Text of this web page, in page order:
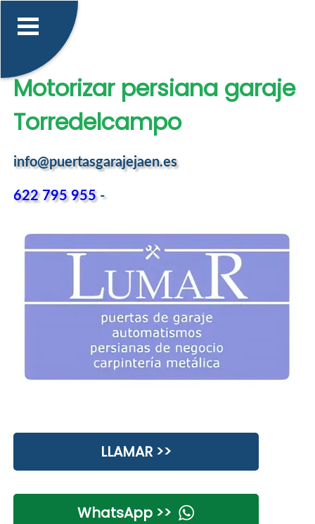
Motorizar persiana garaje
Torredelcampo
info@puertasgarajejaen.es
622 795 955-
LLAMAR >>
WhatsApp >>